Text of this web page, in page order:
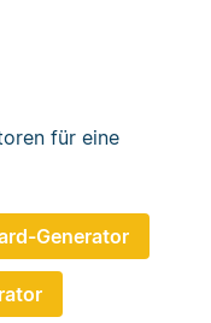
für eine
Generator